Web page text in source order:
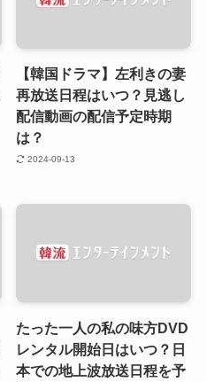
【韓国ドラマ】左利きの妻
再放送日程はいつ？見逃し
配信動画の配信予定時期
は？
2024-09-13
たった一人の私の味方DVD
レンタル開始日はいつ？日
本での地上波放送日程を予